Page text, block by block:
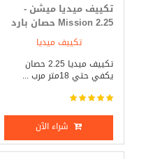
تكييف ميديا ميشن -
Mission 2.25 حصان بارد
_ ساخنتكييف ميديا
تكييف ميديا 2.25 حصان
يكفي حتي 18متر مرب ...
شراء الآن